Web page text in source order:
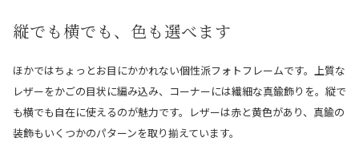
縦でも横でも、色も選べます
ほかではちょっとお目にかかれない個性派フォトフレームです。上質な
レザーをかごの目状に編み込み、コーナーには繊細な真鍮飾りを。縦で
も横でも自在に使えるのが魅力です。レザーは赤と黄色があり、真鍮の
装飾もいくつかのパターンを取り揃えています。